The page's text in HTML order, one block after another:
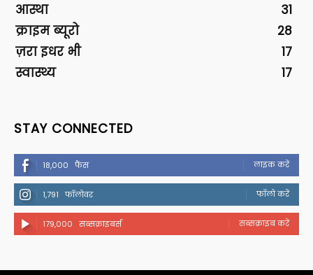
आस्था
31
क्राइम ब्यूरो
28
ज़रा इधर भी
17
स्वास्थ्य
17
STAY CONNECTED
18,000 फैंस लाइक करें
1,791 फॉलोवर फॉलो करें
179,000 सब्सक्राइबर्स सब्सक्राइब करें